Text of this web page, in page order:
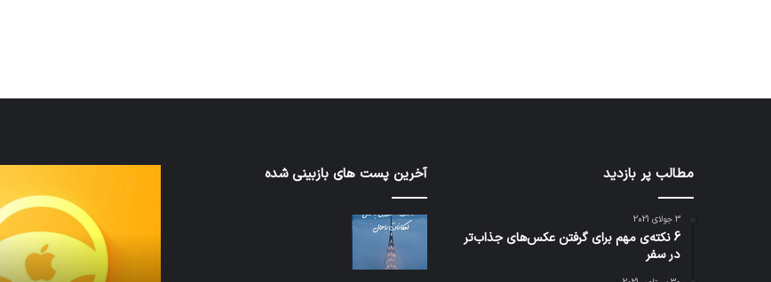
مطالب پر بازدید
3 جولای 2021
6 نکته‌ی مهم برای گرفتن عکس‌های جذاب‌تر
در سفر
آخرین پست های بازبینی شده
کدام
پیام‌رسان
کاربران
نخستین
کاملا
خودران
نقلیه
اپل